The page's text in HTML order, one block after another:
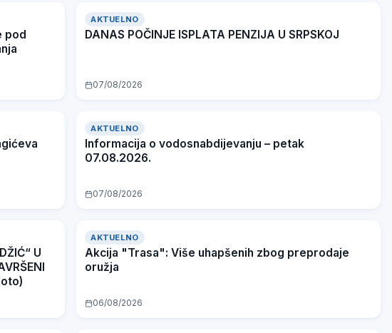
pod
AKTUELNO
DANAS POČINJE ISPLATA PENZIJA U SRPSKOJ
07/08/2026
AKTUELNO
Informacija o vodosnabdijevanju – petak
07.08.2026.
07/08/2026
U
AKTUELNO
Akcija "Trasa": Više uhapšenih zbog preprodaje
oružja
06/08/2026